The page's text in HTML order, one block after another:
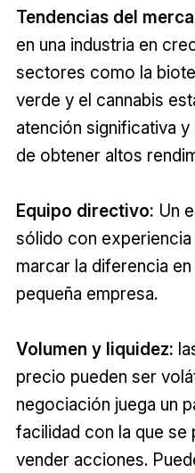
Tendencias del
en una industria en
sectores como la
verde y el cannabis
atención significativa
de obtener altos
Equipo directivo: Un
sólido con experiencia
marcar la diferencia
pequeña empresa.
Volumen y liquidez:
precio pueden ser
negociación juega un
facilidad con la que se
vender acciones.